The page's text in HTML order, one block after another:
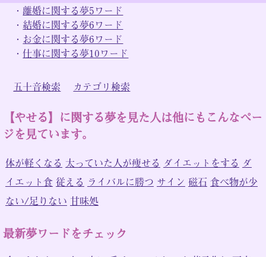
・ 離婚に関する夢5ワード
・ 結婚に関する夢6ワード
・ お金に関する夢6ワード
・仕事に関する夢10ワード
五十音検索 カテゴリ検索
【やせる】に関する夢を見た人は他にもこんなペー
ジを見ています。
体が軽くなる 太っていた人が痩せる ダイエットをする ダ
イエット食 従える ライバルに勝つ サイン 磁石 食べ物が少
ない/足りない 甘味処
最新夢ワードをチェック